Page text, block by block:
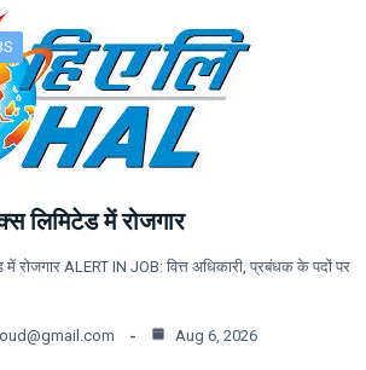
लिमिटेड में रोजगार
में रोजगार ALERT IN JOB: वित्त अधिकारी, प्रबंधक के पदों पर
Aug 6, 2026